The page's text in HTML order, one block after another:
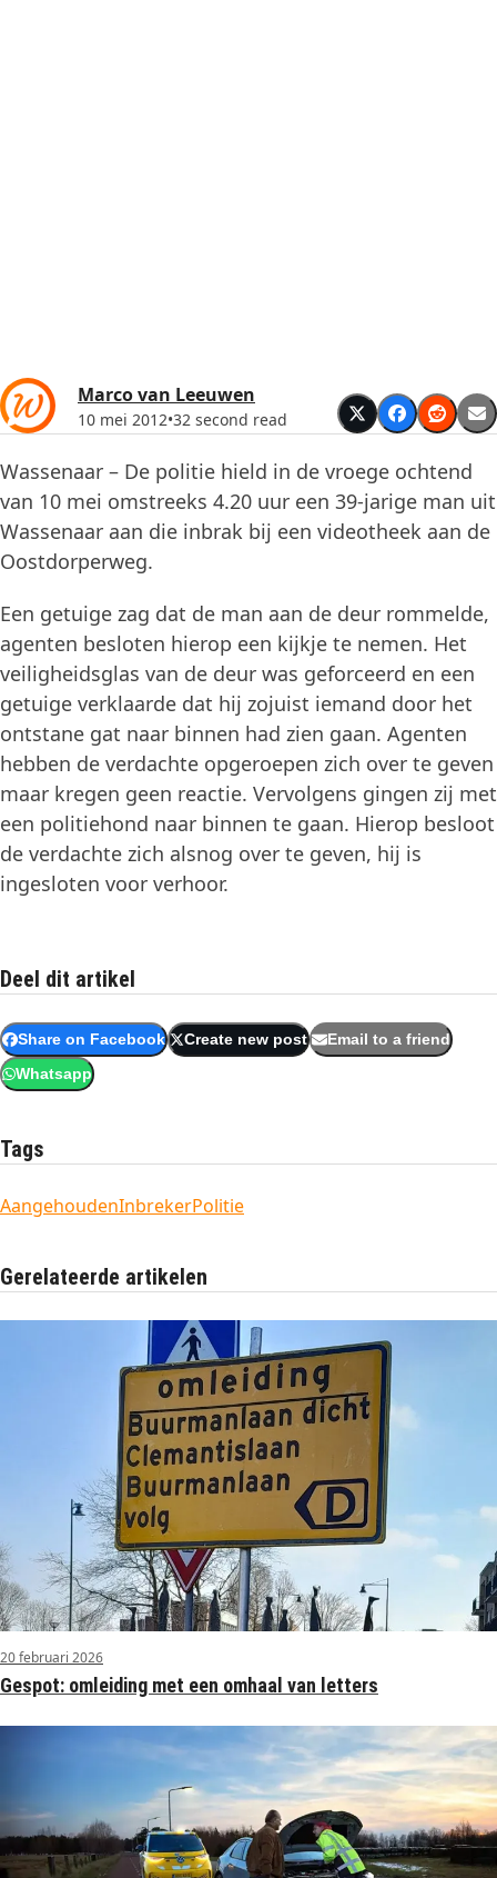
Marco van Leeuwen
10 mei 2012•32 second read
Wassenaar – De politie hield in de vroege ochtend
van 10 mei omstreeks 4.20 uur een 39-jarige man uit
Wassenaar aan die inbrak bij een videotheek aan de
Oostdorperweg.
Een getuige zag dat de man aan de deur rommelde,
agenten besloten hierop een kijkje te nemen. Het
veiligheidsglas van de deur was geforceerd en een
getuige verklaarde dat hij zojuist iemand door het
ontstane gat naar binnen had zien gaan. Agenten
hebben de verdachte opgeroepen zich over te geven
maar kregen geen reactie. Vervolgens gingen zij met
een politiehond naar binnen te gaan. Hierop besloot
de verdachte zich alsnog over te geven, hij is
ingesloten voor verhoor.
Deel dit artikel
Share on Facebook Create new post Email to a friend
Whatsapp
Tags
AangehoudenInbrekerPolitie
Gerelateerde artikelen
20 februari 2026
Gespot: omleiding met een omhaal van letters